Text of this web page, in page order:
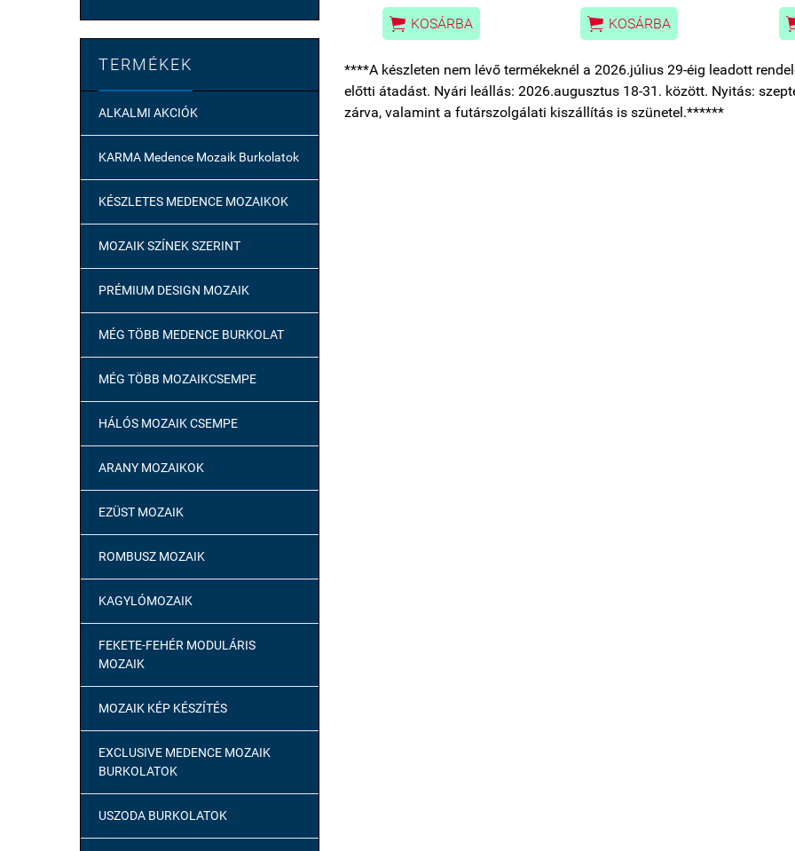
TERMÉKEK
ALKALMI AKCIÓK
KARMA Medence Mozaik Burkolatok
KÉSZLETES MEDENCE MOZAIKOK
MOZAIK SZÍNEK SZERINT 
PRÉMIUM DESIGN MOZAIK
MÉG TÖBB MEDENCE BURKOLAT
MÉG TÖBB MOZAIKCSEMPE
HÁLÓS MOZAIK CSEMPE
ARANY MOZAIKOK 
EZÜST MOZAIK
ROMBUSZ MOZAIK
KAGYLÓMOZAIK
FEKETE-FEHÉR MODULÁRIS
MOZAIK
MOZAIK KÉP KÉSZÍTÉS
EXCLUSIVE MEDENCE MOZAIK
BURKOLATOK
USZODA BURKOLATOK 
 KOSÁRBA  KOSÁRBA
****A készleten nem lévő termékeknél a 2026.július 29-éig leadott
előtti átadást. Nyári leállás: 2026.augusztus 18-31. között. Nyitás:
zárva, valamint a futárszolgálati kiszállítás is szünetel.******